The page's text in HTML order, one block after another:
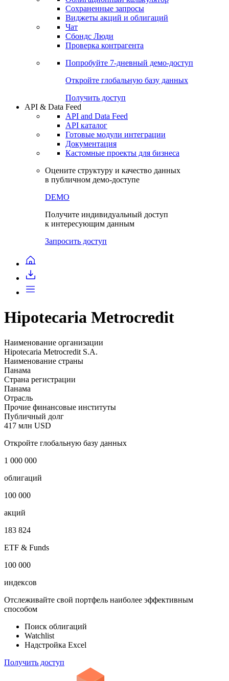
Сохраненные запросы
Виджеты акций и облигаций
Чат
Сбондс Люди
Проверка контрагента
Попробуйте 7-дневный демо-доступ
Откройте глобальную базу данных
Получить доступ
API & Data Feed
API and Data Feed
API каталог
Готовые модули интеграции
Документация
Кастомные проекты для бизнеса
Оцените структуру и качество данных
в публичном демо-доступе
DEMO
Получите индивидуальный доступ
к интересующим данным
Запросить доступ
Hipotecaria Metrocredit
Наименование организации
Hipotecaria Metrocredit S.A.
Наименование страны
Панама
Страна регистрации
Панама
Отрасль
Прочие финансовые институты
Публичный долг
417 млн USD
Откройте глобальную базу данных
1 000 000
облигаций
100 000
акций
183 824
ETF & Funds
100 000
индексов
Отслеживайте свой портфель наиболее эффективным
способом
Поиск облигаций
Watchlist
Надстройка Excel
Получить доступ